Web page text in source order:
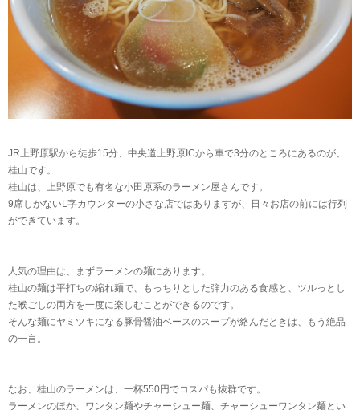
JR上野原駅から徒歩15分、中央道上野原ICから車で3分のところにあるのが、
桂山です。
桂山は、上野原でも有名な小田原系のラーメン屋さんです。
9席しかないL字カウンターの小さな店ではありますが、日々お店の前には行列
ができています。
人気の理由は、まずラーメンの麺にあります。
桂山の麺は平打ちの縮れ麺で、もっちりとした弾力のある食感と、ツルっとし
た喉ごしの両方を一度に楽しむことができるのです。
そんな麺にヤミツキになる豚骨醤油ベースのスープが絡んだときは、もう絶品
の一言。
なお、桂山のラーメンは、一杯550円でコスパも抜群です。
ラーメンのほか、ワンタン麺やチャーシュー麺、チャーシューワンタン麺とい